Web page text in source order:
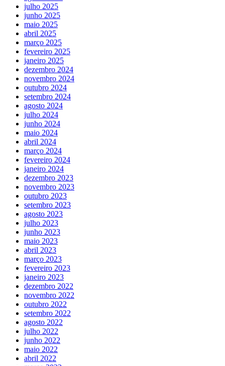
julho 2025
junho 2025
maio 2025
abril 2025
março 2025
fevereiro 2025
janeiro 2025
dezembro 2024
novembro 2024
outubro 2024
setembro 2024
agosto 2024
julho 2024
junho 2024
maio 2024
abril 2024
março 2024
fevereiro 2024
janeiro 2024
dezembro 2023
novembro 2023
outubro 2023
setembro 2023
agosto 2023
julho 2023
junho 2023
maio 2023
abril 2023
março 2023
fevereiro 2023
janeiro 2023
dezembro 2022
novembro 2022
outubro 2022
setembro 2022
agosto 2022
julho 2022
junho 2022
maio 2022
abril 2022